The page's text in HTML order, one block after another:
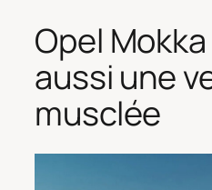
Opel Mokka
aussi une
musclée